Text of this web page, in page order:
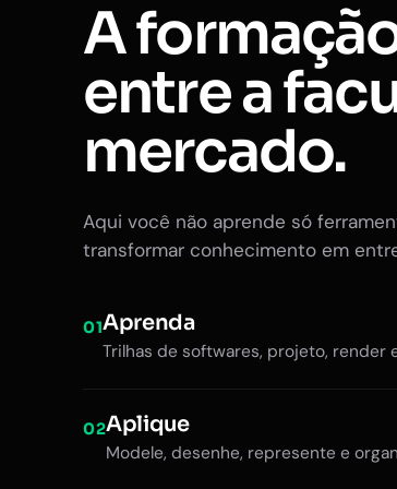
A
entre a
mercado.
Aqui você não aprende só
transformar conhecimento em
01Aprenda
Trilhas de softwares, projeto, render
02Aplique
Modele, desenhe, represente e